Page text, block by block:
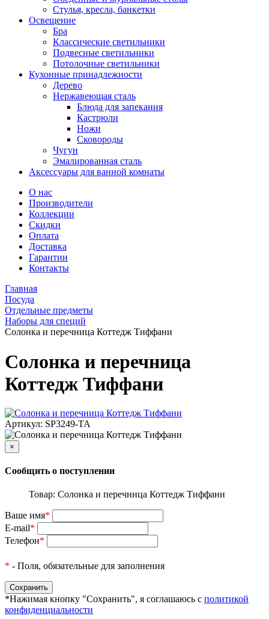
Стулья, кресла, банкетки
Освещение
Бра
Классические светильники
Подвесные светильники
Потолочные светильники
Кухонные принадлежности
Дерево
Нержавеющая сталь
Блюда для запекания
Кастрюли
Ножи
Сковороды
Чугун
Эмалированная сталь
Аксессуары для ванной комнаты
О нас
Производители
Коллекции
Скидки
Оплата
Доставка
Гарантии
Контакты
Главная
Посуда
Отдельные предметы
Наборы для специй
Солонка и перечница Коттедж Тиффани
Солонка и перечница
Коттедж Тиффани
Артикул: SP3249-TA
×
Сообщить о поступлении
Товар: Солонка и перечница Коттедж Тиффани
Ваше имя*
E-mail*
Телефон*
* - Поля, обязательные для заполнения
*Нажимая кнопку "Сохранить", я соглашаюсь с политикой
конфиденциальности